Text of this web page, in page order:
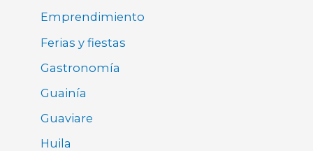
Emprendimiento
Ferias y fiestas
Gastronomía
Guainía
Guaviare
Huila